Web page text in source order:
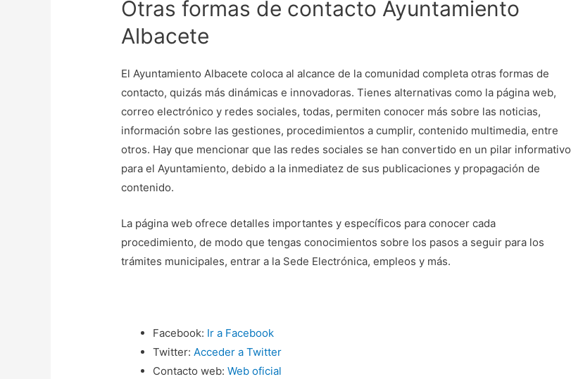
Otras formas de contacto Ayuntamiento
Albacete
El Ayuntamiento Albacete coloca al alcance de la comunidad completa otras formas de
contacto, quizás más dinámicas e innovadoras. Tienes alternativas como la página web,
correo electrónico y redes sociales, todas, permiten conocer más sobre las noticias,
información sobre las gestiones, procedimientos a cumplir, contenido multimedia, entre
otros. Hay que mencionar que las redes sociales se han convertido en un pilar informativo
para el Ayuntamiento, debido a la inmediatez de sus publicaciones y propagación de
contenido.
La página web ofrece detalles importantes y específicos para conocer cada
procedimiento, de modo que tengas conocimientos sobre los pasos a seguir para los
trámites municipales, entrar a la Sede Electrónica, empleos y más.
Facebook: Ir a Facebook
Twitter:Acceder a Twitter
Contacto web:Web oficial